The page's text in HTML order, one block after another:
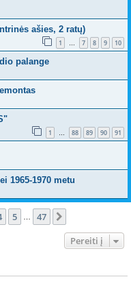
ašies, 2 ratų)
1 … 7 8 9 10
palange
1 … 88 89 90 91
1965-1970 metu
5 47
Pereiti į